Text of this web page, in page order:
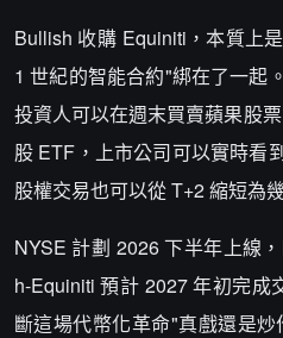
Bullish 收購 Equiniti，本質上
1 世紀的智能合約"綁在了一起
投資人可以在週末買賣蘋果股
股 ETF，上市公司可以實時看
股權交易也可以從 T+2 縮短為
NYSE 計劃 2026 下半年上線
h-Equiniti 預計 2027 年初完成
斷這場代幣化革命"真戲還是